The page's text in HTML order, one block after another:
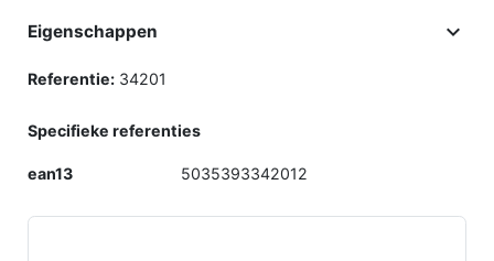
Eigenschappen 
Referentie: 34201
Specifieke referenties
ean13 5035393342012